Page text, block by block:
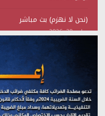
(نحن لا نهزم) بث مباشر
يوليو 28, 2026
تستمعون لبرنامج (هندسة
مؤتمر صحفي لمركز عين
على اليمن
يوليو 27, 2026